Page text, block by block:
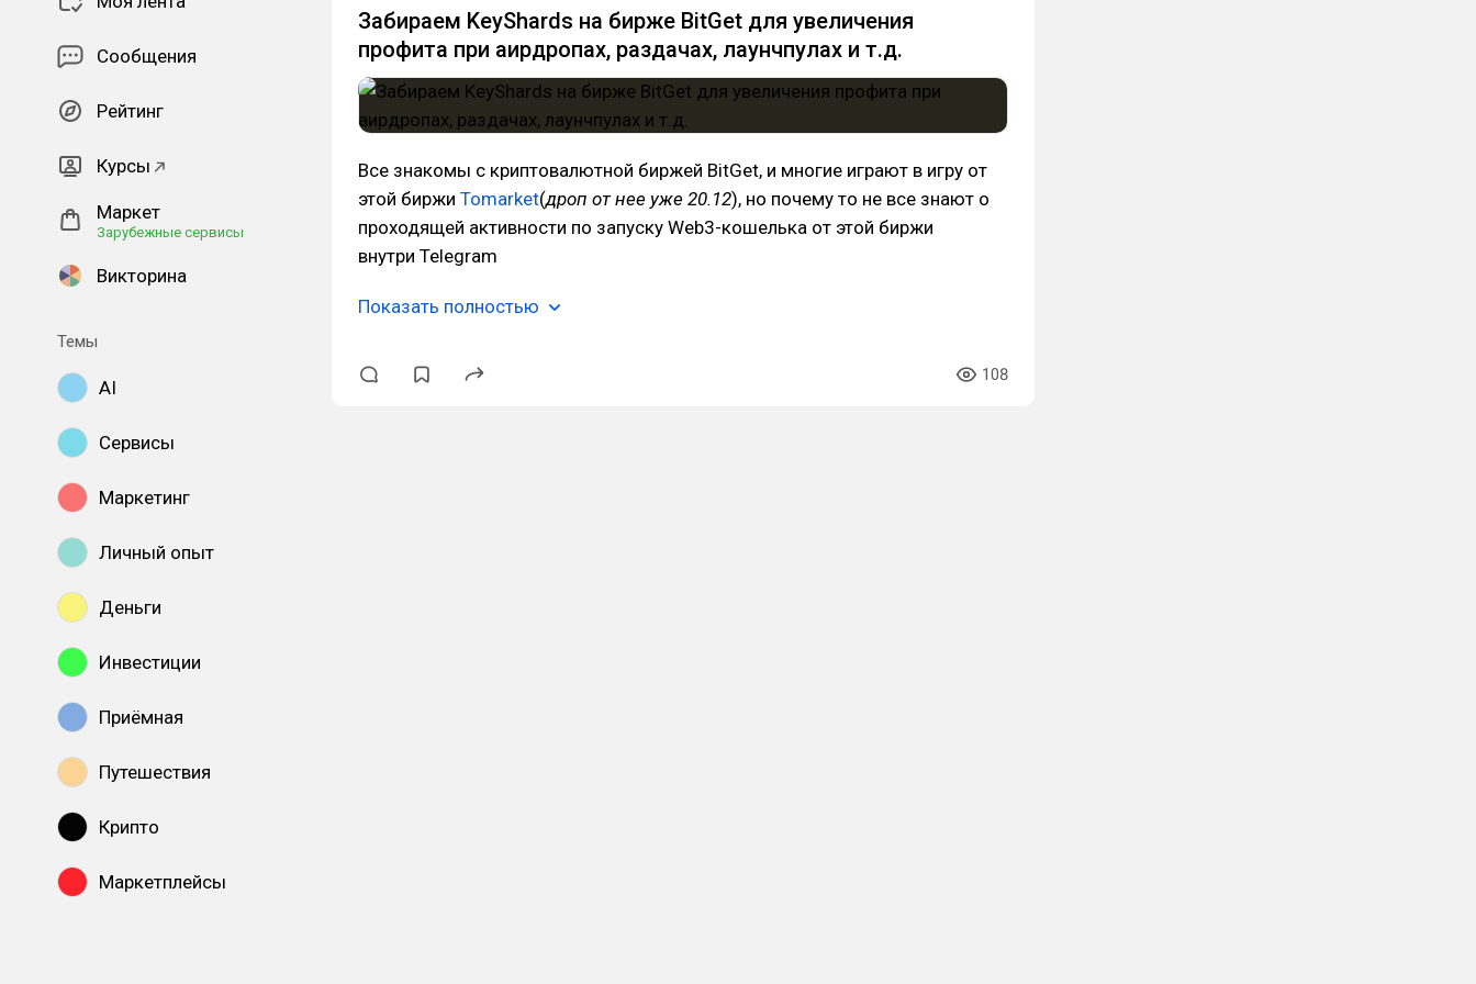
Сообщения
Рейтинг
Курсы
Маркет
Зарубежные сервисы
Викторина
Темы
AI
Сервисы
Маркетинг
Личный опыт
Деньги
Инвестиции
Приёмная
Путешествия
Крипто
Маркетплейсы
Забираем KeyShards на бирже BitGet для увеличения
профита при аирдропах, раздачах, лаунчпулах и т.д.
Все знакомы с криптовалютной биржей BitGet, и многие играют в игру от
этой биржи Tomarket(дроп от нее уже 20.12), но почему то не все знают о
проходящей активности по запуску Web3-кошелька от этой биржи
внутри Telegram
Показать полностью
108